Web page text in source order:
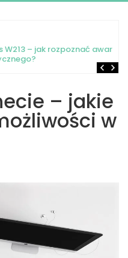
– jak rozpoznać awarię
– jakie
w